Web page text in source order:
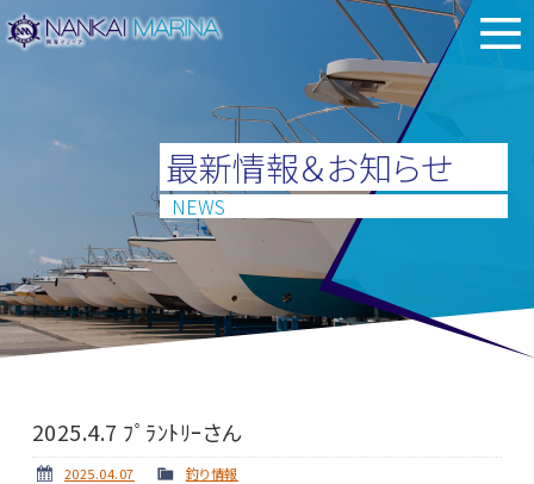
最新情報＆お知らせ
NEWS
2025.4.7 ﾌﾟﾗﾝﾄﾘｰさん
2025.04.07 釣り情報